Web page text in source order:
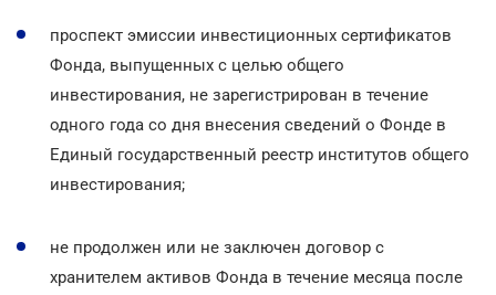
проспект эмиссии инвестиционных сертификатов
Фонда, выпущенных с целью общего
инвестирования, не зарегистрирован в течение
одного года со дня внесения сведений о Фонде в
Единый государственный реестр институтов общего
инвестирования;
не продолжен или не заключен договор с
хранителем активов Фонда в течение месяца после